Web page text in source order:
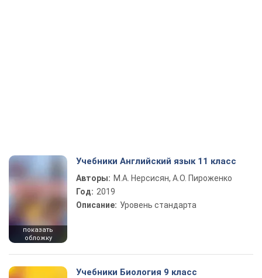
показать
обложку
Учебники Английский язык 11 класс
Авторы: М.А. Нерсисян, А.О. Пироженко
Год: 2019
Описание: Уровень стандарта
Учебники Биология 9 класс